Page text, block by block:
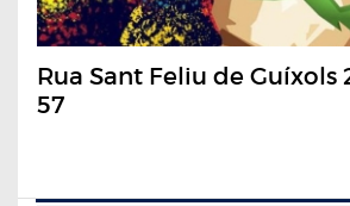
Rua Sant Feliu de Guíxols
57